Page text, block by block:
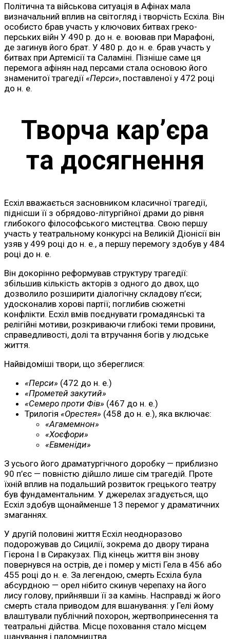
Політична та військова ситуація в Афінах мала
визначальний вплив на світогляд і творчість Есхіла. Він
особисто брав участь у ключових битвах греко-
перських війн У 490 р. до н. е. воював при Марафоні,
де загинув його брат. У 480 р. до н. е. брав участь у
битвах при Артемісії та Саламіні. Пізніше саме ця
перемога афінян над персами стала основою його
знаменитої трагедії «Перси», поставленої у 472 році
до н. е.
Творча кар’єра
та досягнення
Есхіл вважається засновником класичної трагедії,
піднісши її з обрядово-літургійної драми до рівня
глибокого філософського мистецтва. Свою першу
участь у театральному конкурсі на Великій Діонісії він
узяв у 499 році до н. е., а першу перемогу здобув у 484
році до н. е.
Він докорінно реформував структуру трагедії:
збільшив кількість акторів з одного до двох, що
дозволило розширити діалогічну складову п’єси;
удосконалив хорові партії; поглибив сюжетні
конфлікти. Есхіл вмів поєднувати громадянські та
релігійні мотиви, розкриваючи глибокі теми провини,
справедливості, долі та втручання богів у людське
життя.
Найвідоміші твори, що збереглися:
«Перси» (472 до н. е.)
«Прометей закутий»
«Семеро проти Фів» (467 до н. е.)
Трилогія «Орестея» (458 до н. е.), яка включає:
«Агамемнон»
«Хоєфори»
«Евменіди»
З усього його драматургічного доробку — приблизно
90 п’єс — повністю дійшло лише сім трагедій. Проте
їхній вплив на подальший розвиток грецького театру
був фундаментальним. У джерелах згадується, що
Есхіл здобув щонайменше 13 перемог у драматичних
змаганнях.
У другій половині життя Есхіл неодноразово
подорожував до Сицилії, зокрема до двору тирана
Гієрона I в Сиракузах. Під кінець життя він знову
повернувся на острів, де і помер у місті Гела в 456 або
455 році до н. е. За легендою, смерть Есхіла була
абсурдною — орел нібито скинув черепаху на його
лису голову, прийнявши її за камінь. Насправді ж його
смерть стала приводом для вшанування: у Гелі йому
влаштували публічний похорон, жертвопринесення та
театральні дійства. Місце поховання стало місцем
шанування і паломництва.